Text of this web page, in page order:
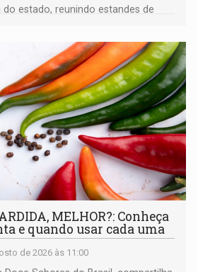
estado, reunindo estandes de
MELHOR?: Conheça
e quando usar cada uma
de 2026 às 11:00